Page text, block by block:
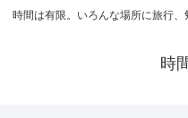
時間は有限。いろんな場所に旅行、
時